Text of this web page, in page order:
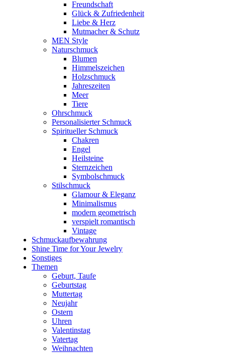
Freundschaft
Glück & Zufriedenheit
Liebe & Herz
Mutmacher & Schutz
MEN Style
Naturschmuck
Blumen
Himmelszeichen
Holzschmuck
Jahreszeiten
Meer
Tiere
Ohrschmuck
Personalisierter Schmuck
Spiritueller Schmuck
Chakren
Engel
Heilsteine
Sternzeichen
Symbolschmuck
Stilschmuck
Glamour & Eleganz
Minimalismus
modern geometrisch
verspielt romantisch
Vintage
Schmuckaufbewahrung
Shine Time for Your Jewelry
Sonstiges
Themen
Geburt, Taufe
Geburtstag
Muttertag
Neujahr
Ostern
Uhren
Valentinstag
Vatertag
Weihnachten